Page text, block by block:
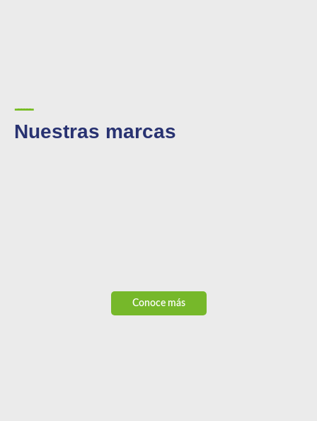
------
Nuestras marcas
Conoce más